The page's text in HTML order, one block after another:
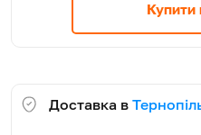
Купити
Доставка в